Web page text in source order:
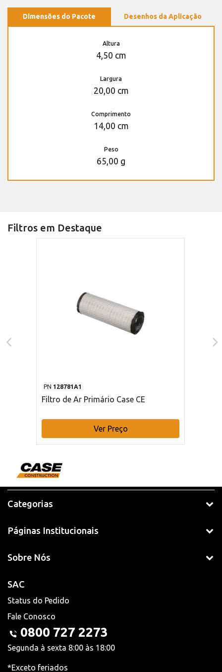
Dimensões do Pacote Desenhos da Aplicação
Altura
4,50 cm
Largura
20,00 cm
Comprimento
14,00 cm
Peso
65,00 g
Filtros em Destaque
PN 128781A1
Filtro de Ar Primário Case CE
Ver Preço
Categorias
Páginas Institucionais
Sobre Nós
SAC
Status do Pedido
Fale Conosco
0800 727 2273
Segunda à sexta 8:00 às 18:00
*Exceto feriados